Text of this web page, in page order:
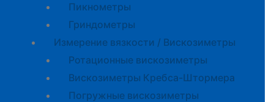
Пикнометры
Гриндометры
Измерение вязкости / Вискозиметры
Ротационные вискозиметры
Вискозиметры Кребса-Штормера
Погружные вискозиметры